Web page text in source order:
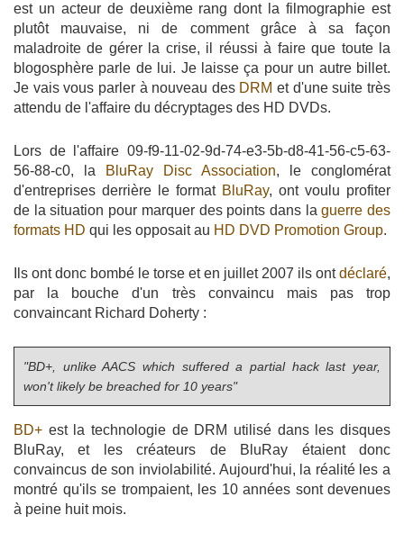
est un acteur de deuxième rang dont la filmographie est
plutôt mauvaise, ni de comment grâce à sa façon
maladroite de gérer la crise, il réussi à faire que toute la
blogosphère parle de lui. Je laisse ça pour un autre billet.
Je vais vous parler à nouveau des DRM et d'une suite très
attendu de l'affaire du décryptages des HD DVDs.
Lors de l'affaire 09-f9-11-02-9d-74-e3-5b-d8-41-56-c5-63-
56-88-c0, la
BluRay Disc Association, le conglomérat
d'entreprises derrière le format BluRay, ont voulu profiter
de la situation pour marquer des points dans laguerre des
formats HD qui les opposait au HD DVD Promotion Group.
Ils ont donc bombé le torse et en juillet 2007 ils ontdéclaré,
par la bouche d'un très convaincu mais pas trop
convaincant Richard Doherty :
"BD+, unlike AACS which suffered a partial hack last year,
won't likely be breached for 10 years"
BD+ est la technologie de DRM utilisé dans les disques
BluRay, et les créateurs de BluRay étaient donc
convaincus de son inviolabilité. Aujourd'hui, la réalité les a
montré qu'ils se trompaient, les 10 années sont devenues
à peine huit mois.